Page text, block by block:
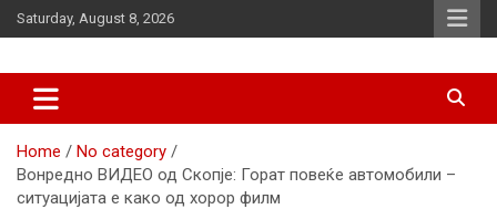
Skip
to
Saturday, August 8, 2026
d7-news.com
Home
No category
Вонредно ВИДЕО од Скопје: Горат повеќе автомобили –
ситуацијата е како од хорор филм